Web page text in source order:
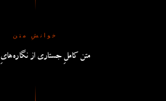
خوانشِ متن
متن کاملِ جستاری از نگاره‌هایِ